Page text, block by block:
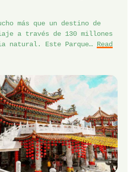
más que un destino de
a través de 130 millones
natural. Este Parque… Read